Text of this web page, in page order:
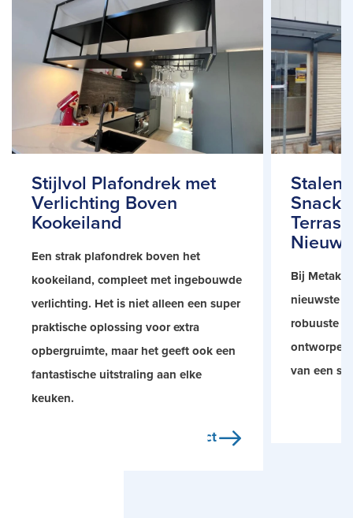
Stijlvol Plafondrek met
Verlichting Boven
Kookeiland
Een strak plafondrek boven het
kookeiland, compleet met ingebouwde
verlichting. Het is niet alleen een super
praktische oplossing voor extra
opbergruimte, maar het geeft ook een
fantastische uitstraling aan elke
keuken.
Bekijk project
Stalen
Bij Metak
nieuwste
robuuste
ontworpen
van een